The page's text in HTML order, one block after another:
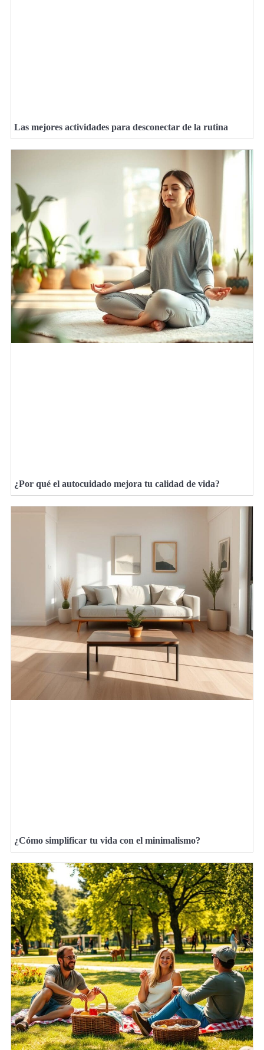
Las mejores actividades para desconectar de la rutina
¿Por qué el autocuidado mejora tu calidad de vida?
¿Cómo simplificar tu vida con el minimalismo?